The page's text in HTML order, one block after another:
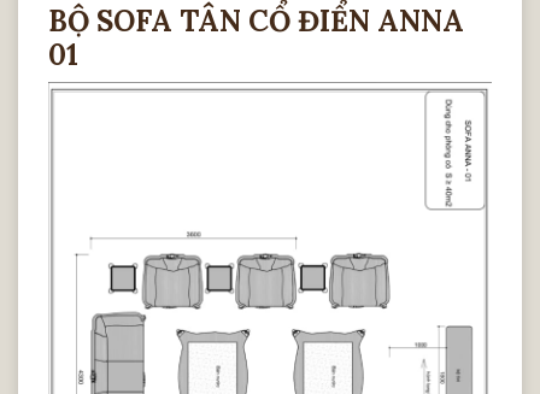
BỘ SOFA TÂN CỔ ĐIỂN ANNA
01